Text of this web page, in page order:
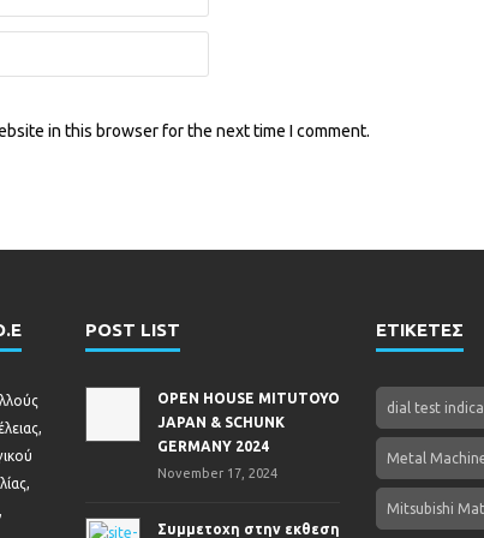
in this browser for the next time I comment.
POST LIST
OPEN HOUSE MITUTOYO
JAPAN & SCHUNK
GERMANY 2024
November 17, 2024
Συμμετοχη στην εκθεση
ΕΤΙΚΕΤΕΣ
dial test
Metal
Mitsubishi